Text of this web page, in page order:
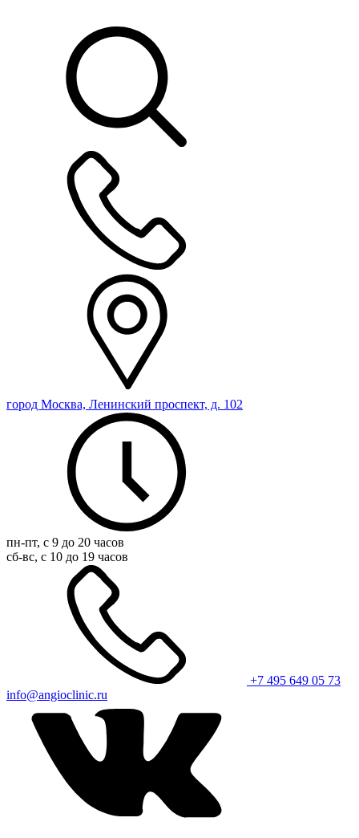
город Москва, Ленинский проспект, д. 102
пн-пт, с 9 до 20 часов
сб-вс, с 10 до 19 часов
+7 495 649 05 73
info@angioclinic.ru